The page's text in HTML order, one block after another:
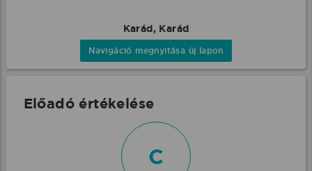
Karád, Karád
Navigáció megnyitása új lapon
Előadó értékelése
C